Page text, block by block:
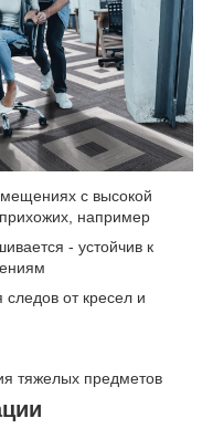
с высокой
например
- устойчив к
от кресел и
тяжелых предметов